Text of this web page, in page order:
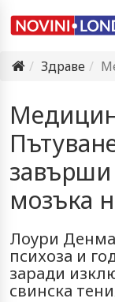
Здраве
завърши
мозъка
Лоури
психоза и
заради
свинска